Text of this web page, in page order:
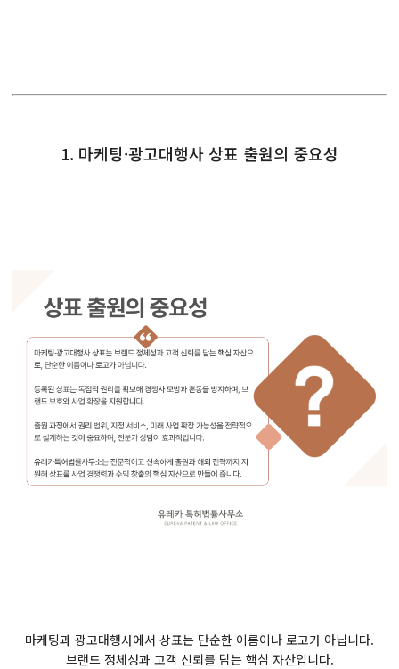
1. 마케팅·광고대행사 상표 출원의 중요성
마케팅과 광고대행사에서 상표는 단순한 이름이나 로고가 아닙니다.
브랜드 정체성과 고객 신뢰를 담는 핵심 자산입니다.